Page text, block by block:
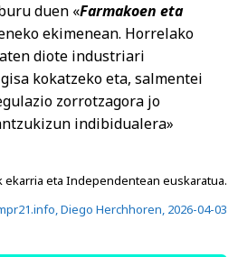
duen «Farmakoen eta
ekimenean. Horrelako
diote industriari
kokatzeko eta, salmentei
zorrotzagora jo
indibidualera»
ekarria eta Independentean euskaratua.
Diego Herchhoren, 2026-04-03